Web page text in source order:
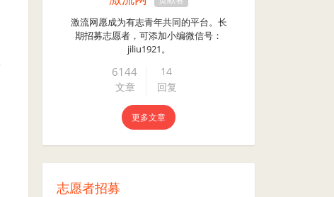
激流网愿成为有志青年共同的平台。长
期招募志愿者，可添加小编微信号：
jiliu1921。
6144
文章
14
回复
更多文章
志愿者招募